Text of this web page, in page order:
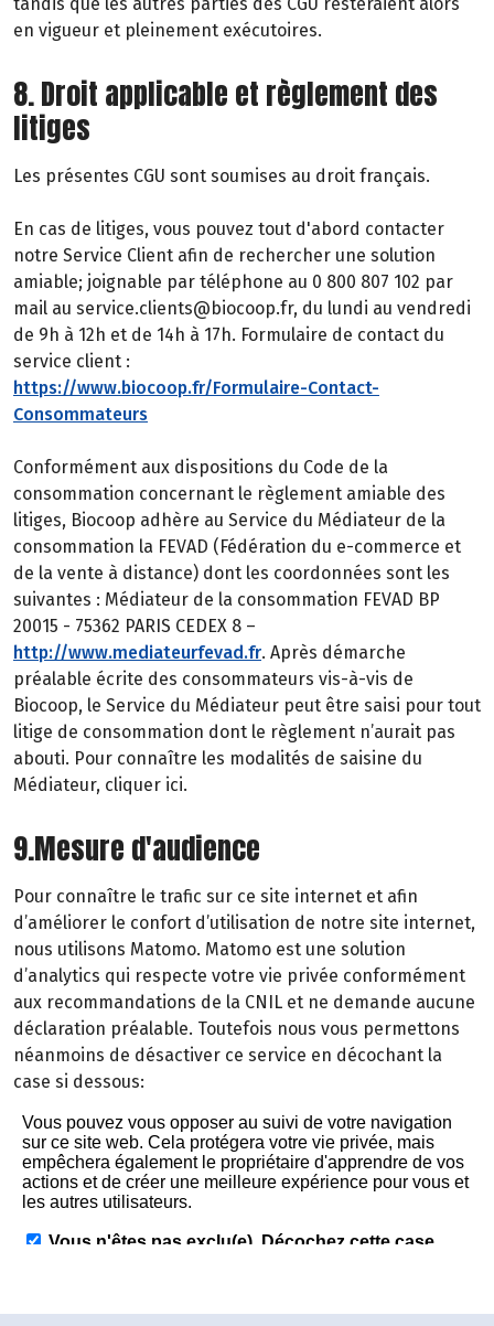
en vigueur et pleinement exécutoires.
8. Droit applicable et règlement des
litiges
Les présentes CGU sont soumises au droit français.
En cas de litiges, vous pouvez tout d'abord contacter
notre Service Client afin de rechercher une solution
amiable; joignable par téléphone au 0 800 807 102 par
mail au service.clients@biocoop.fr, du lundi au vendredi
de 9h à 12h et de 14h à 17h. Formulaire de contact du
service client :
https://www.biocoop.fr/Formulaire-Contact-
Consommateurs
Conformément aux dispositions du Code de la
consommation concernant le règlement amiable des
litiges, Biocoop adhère au Service du Médiateur de la
consommation la FEVAD (Fédération du e-commerce et
de la vente à distance) dont les coordonnées sont les
suivantes : Médiateur de la consommation FEVAD BP
20015 - 75362 PARIS CEDEX 8 –
http://www.mediateurfevad.fr. Après démarche
préalable écrite des consommateurs vis-à-vis de
Biocoop, le Service du Médiateur peut être saisi pour tout
litige de consommation dont le règlement n’aurait pas
abouti. Pour connaître les modalités de saisine du
Médiateur, cliquer ici.
9.Mesure d'audience
Pour connaître le trafic sur ce site internet et afin
d’améliorer le confort d’utilisation de notre site internet,
nous utilisons Matomo. Matomo est une solution
d’analytics qui respecte votre vie privée conformément
aux recommandations de la CNIL et ne demande aucune
déclaration préalable. Toutefois nous vous permettons
néanmoins de désactiver ce service en décochant la
case si dessous: